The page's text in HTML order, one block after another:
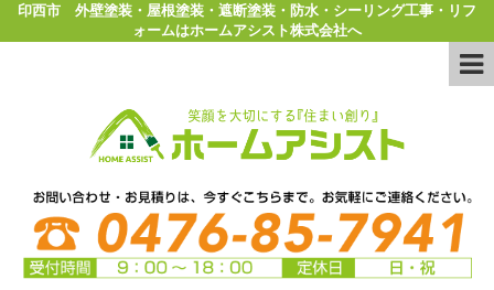
印西市 外壁塗装・屋根塗装・遮断塗装・防水・シーリング工事・リフ
ォームはホームアシスト株式会社へ